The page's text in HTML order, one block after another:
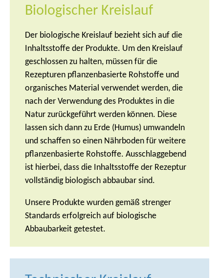
Biologischer Kreislauf
Der biologische Kreislauf bezieht sich auf die
Inhaltsstoffe der Produkte. Um den Kreislauf
geschlossen zu halten, müssen für die
Rezepturen pflanzenbasierte Rohstoffe und
organisches Material verwendet werden, die
nach der Verwendung des Produktes in die
Natur zurückgeführt werden können. Diese
lassen sich dann zu Erde (Humus) umwandeln
und schaffen so einen Nährboden für weitere
pflanzenbasierte Rohstoffe. Ausschlaggebend
ist hierbei, dass die Inhaltsstoffe der Rezeptur
vollständig biologisch abbaubar sind.
Unsere Produkte wurden gemäß strenger
Standards erfolgreich auf biologische
Abbaubarkeit getestet.